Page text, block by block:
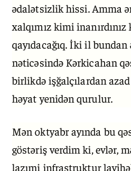
ədalətsizlik hissi. Amma
xalqımız kimi
qayıdacağıq. İki il
nəticəsində Kərkicahan
birlikdə işğalçılardan
həyat yenidən qurulur.
Mən oktyabr ayında bu
göstəriş verdim ki, evlər,
lazımi infrastruktur